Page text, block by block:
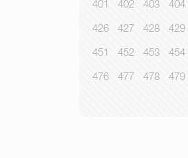
401 402 403 404
426 427 428 429
451 452 453 454
476 477 478 479